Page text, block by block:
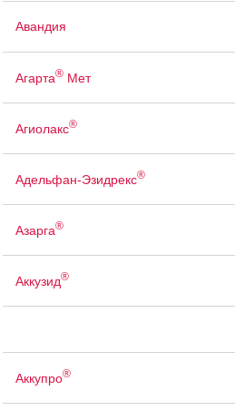
Авандия
Агарта®Мет
Агиолакс®
Адельфан-Эзидрекс®
Азарга®
Аккузид®
Аккупро®